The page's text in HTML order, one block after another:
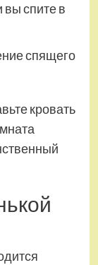
вы спите в
спящего
кровать